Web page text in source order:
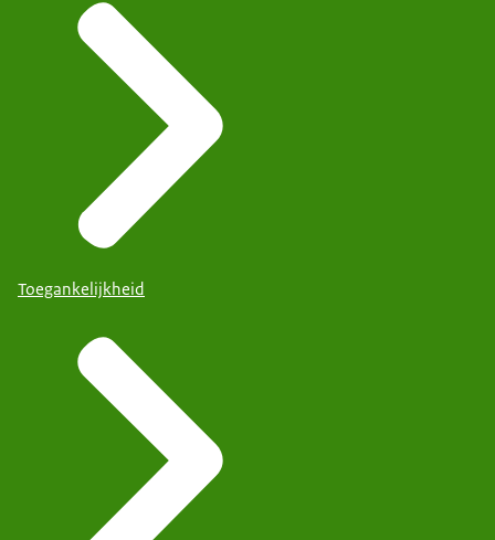
Toegankelijkheid